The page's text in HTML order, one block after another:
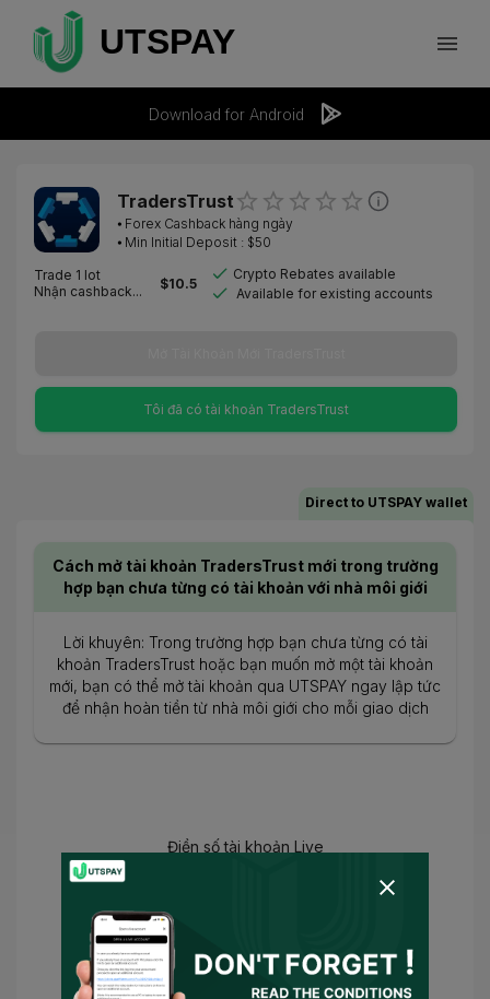
Download for Android
TradersTrust
⦁ Forex Cashback hàng ngày
⦁ Min Initial Deposit : $50
Trade 1 lot
Nhận cashback...
$10.5
Crypto Rebates available
Available for existing accounts
Tôi đã có tài khoản TradersTrust
Direct to UTSPAY wallet
Cách mở tài khoản TradersTrust mới trong trường
hợp bạn chưa từng có tài khoản với nhà môi giới
Lời khuyên: Trong trường hợp bạn chưa từng có tài
khoản TradersTrust hoặc bạn muốn mở một tài khoản
mới, bạn có thể mở tài khoản qua UTSPAY ngay lập tức
để nhận hoàn tiền từ nhà môi giới cho mỗi giao dịch
Điền số tài khoản Live
Bạn đã chấp nhận
và Chính sách bảo mật
Tôi đồng ý cho
UTSPAY đại diện hoặc liên hệ với nhà môi